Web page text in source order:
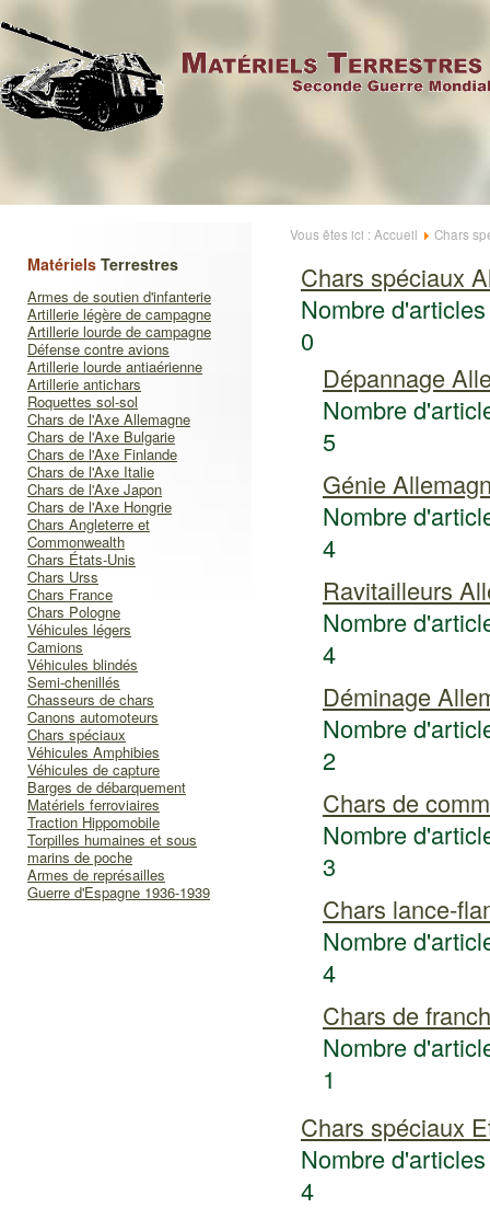
Matériels Terrestres
Armes de soutien d'infanterie
Artillerie légère de campagne
Artillerie lourde de campagne
Défense contre avions
Artillerie lourde antiaérienne
Artillerie antichars
Roquettes sol-sol
Chars de l'Axe Allemagne
Chars de l'Axe Bulgarie
Chars de l'Axe Finlande
Chars de l'Axe Italie
Chars de l'Axe Japon
Chars de l'Axe Hongrie
Chars Angleterre et
Commonwealth
Chars États-Unis
Chars Urss
Chars France
Chars Pologne
Véhicules légers
Camions
Véhicules blindés
Semi-chenillés
Chasseurs de chars
Canons automoteurs
Chars spéciaux
Véhicules Amphibies
Véhicules de capture
Barges de débarquement
Matériels ferroviaires
Traction Hippomobile
Torpilles humaines et sous
marins de poche
Armes de représailles
Guerre d'Espagne 1936-1939
Vous êtes ici : Accueil Chars
Chars spéciaux
Nombre
0
Dépannage
Nombre
5
Génie
Nombre
4
Ravitailleurs
Nombre
4
Déminage
Nombre
2
Chars de
Nombre
3
Chars lance-
Nombre
4
Chars de
Nombre
1
Chars spéciaux
Nombre
4